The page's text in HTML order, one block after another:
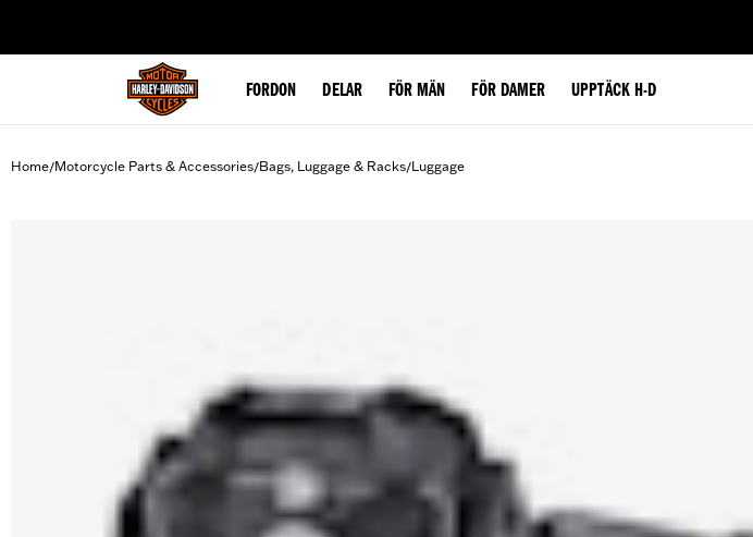
FORDON DELAR FÖR MÄN FÖR DAMER UPPTÄCK H-D
Home/Motorcycle Parts & Accessories/Bags, Luggage & Racks/Luggage